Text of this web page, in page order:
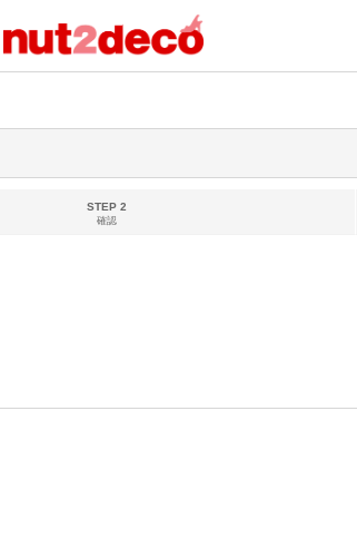
STEP 2
確認